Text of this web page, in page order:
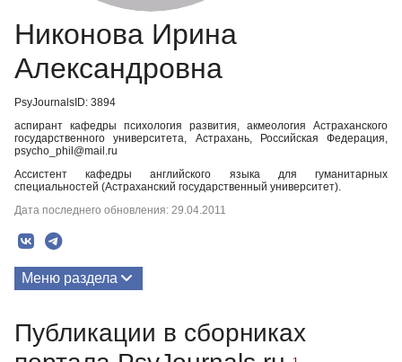
Никонова Ирина
Александровна
PsyJournalsID: 3894
аспирант кафедры психология развития, акмеология Астраханского
государственного университета, Астрахань, Российская Федерация,
psycho_phil@mail.ru
Ассистент кафедры английского языка для гуманитарных
специальностей (Астраханский государственный университет).
Дата последнего обновления: 29.04.2011
Меню раздела
Публикации в сборниках